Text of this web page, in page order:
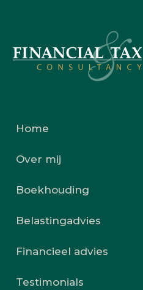
Home
Over mij
Boekhouding
Belastingadvies
Financieel advies
Testimonials